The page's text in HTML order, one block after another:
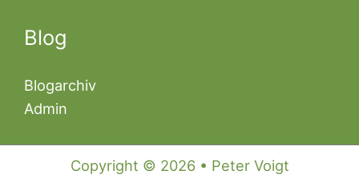
Blog
Blogarchiv
Admin
Copyright © 2026 • Peter Voigt